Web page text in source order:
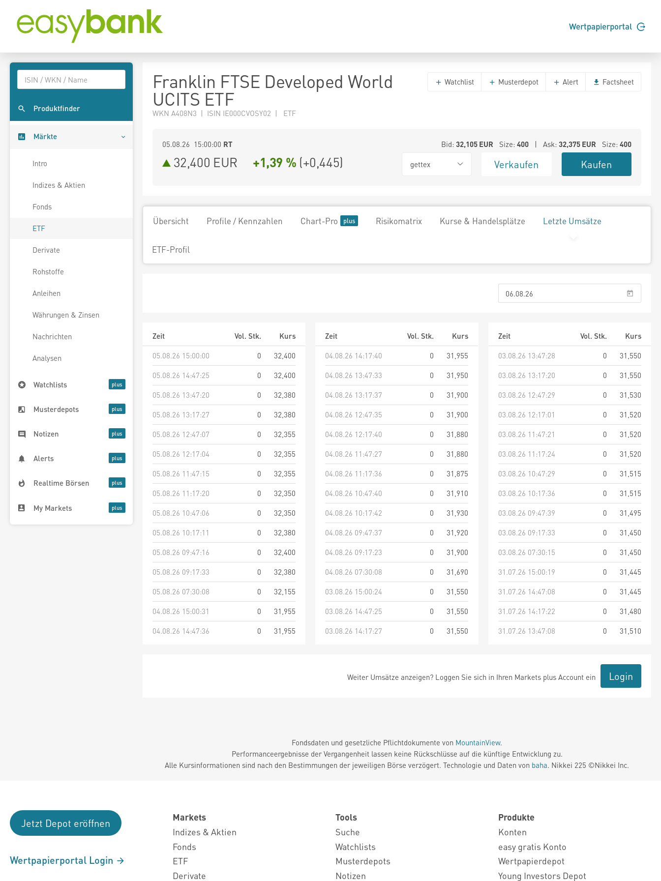
Wertpapierportal
Produktfinder
Märkte
Intro
Indizes & Aktien
Fonds
ETF
Derivate
Rohstoffe
Anleihen
Währungen & Zinsen
Nachrichten
Analysen
Watchlists
Musterdepots
Notizen
Alerts
Realtime Börsen
My Markets
Franklin FTSE Developed World
UCITS ETF
WKN A408N3 | ISIN IE000CVOSY02 | ETF
Watchlist Musterdepot Alert Factsheet
05.08.26 15:00:00 RT Bid: 32,105EUR Size: 400| Ask: 32,375EUR Size: 400
32,400 EUR +1,39 % (+0,445) gettex Verkaufen Kaufen
Übersicht Profile / Kennzahlen Chart-Pro Risikomatrix Kurse & Handelsplätze Letzte Umsätze
ETF-Profil
Zeit Vol. Stk.
Kurs
05.08.26 15:00:00
0
32,400
05.08.26 14:47:25
0
32,400
05.08.26 13:47:20
0
32,380
05.08.26 13:17:27
0
32,380
05.08.26 12:47:07
0
32,355
05.08.26 12:17:04
0
32,355
05.08.26 11:47:15
0
32,355
05.08.26 11:17:20
0
32,350
05.08.26 10:47:06
0
32,350
05.08.26 10:17:11
0
32,380
05.08.26 09:47:16
0
32,400
05.08.26 09:17:33
0
32,380
05.08.26 07:30:08
0
32,155
04.08.26 15:00:31
0
31,955
04.08.26 14:47:36
0 31,955
Zeit Vol. Stk.
Kurs
04.08.26 14:17:40
0
31,955
04.08.26 13:47:33
0
31,950
04.08.26 13:17:37
0
31,900
04.08.26 12:47:35
0
31,900
04.08.26 12:17:40
0
31,880
04.08.26 11:47:27
0
31,880
04.08.26 11:17:36
0
31,875
04.08.26 10:47:40
0
31,910
04.08.26 10:17:42
0
31,930
04.08.26 09:47:37
0
31,920
04.08.26 09:17:23
0
31,900
04.08.26 07:30:08
0
31,690
03.08.26 15:00:24
0
31,550
03.08.26 14:47:25
0
31,550
03.08.26 14:17:27
0 31,550
Zeit Vol. Stk.
Kurs
03.08.26 13:47:28
0
31,550
03.08.26 13:17:20
0
31,550
03.08.26 12:47:29
0
31,530
03.08.26 12:17:01
0
31,520
03.08.26 11:47:21
0
31,520
03.08.26 11:17:24
0
31,520
03.08.26 10:47:29
0
31,515
03.08.26 10:17:36
0
31,515
03.08.26 09:47:39
0
31,495
03.08.26 09:17:33
0
31,450
03.08.26 07:30:15
0
31,450
31.07.26 15:00:19
0
31,445
31.07.26 14:47:08
0
31,445
31.07.26 14:17:22
0
31,480
31.07.26 13:47:08
0 31,510
Weiter Umsätze anzeigen? Loggen Sie sich in Ihren Markets plus Account ein Login
Fondsdaten und gesetzliche Pflichtdokumente von MountainView.
Performanceergebnisse der Vergangenheit lassen keine Rückschlüsse auf die künftige Entwicklung zu.
Alle Kursinformationen sind nach den Bestimmungen der jeweiligen Börse verzögert. Technologie und Daten von baha. Nikkei 225 ©Nikkei Inc.
Jetzt Depot eröffnen
Wertpapierportal Login
Markets
Indizes & Aktien
Fonds
ETF
Derivate
Tools
Suche
Watchlists
Musterdepots
Notizen
Produkte
Konten
easy gratis Konto
Wertpapierdepot
Young Investors Depot